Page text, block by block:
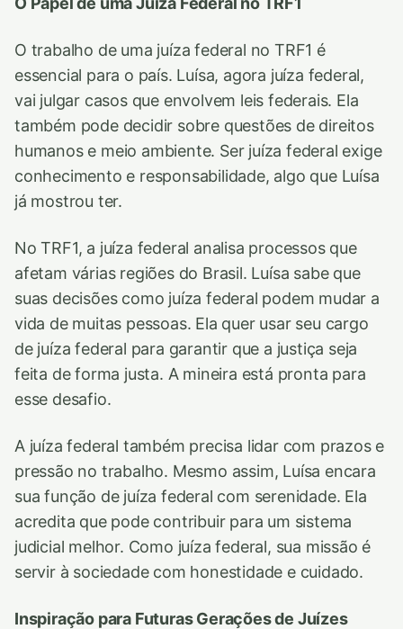
O trabalho de uma juíza federal no TRF1 é
essencial para o país. Luísa, agora juíza federal,
vai julgar casos que envolvem leis federais. Ela
também pode decidir sobre questões de direitos
humanos e meio ambiente. Ser juíza federal exige
conhecimento e responsabilidade, algo que Luísa
já mostrou ter.
No TRF1, a juíza federal analisa processos que
afetam várias regiões do Brasil. Luísa sabe que
suas decisões como juíza federal podem mudar a
vida de muitas pessoas. Ela quer usar seu cargo
de juíza federal para garantir que a justiça seja
feita de forma justa. A mineira está pronta para
esse desafio.
A juíza federal também precisa lidar com prazos e
pressão no trabalho. Mesmo assim, Luísa encara
sua função de juíza federal com serenidade. Ela
acredita que pode contribuir para um sistema
judicial melhor. Como juíza federal, sua missão é
servir à sociedade com honestidade e cuidado.
Inspiração para Futuras Gerações de Juízes